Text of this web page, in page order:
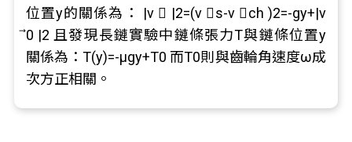
位置y的關係為： |v ⃗ |2=(v ⃗s-v ⃗ch )2=-gy+|v
⃗0 |2 且發現長鏈實驗中鏈條張力T與鏈條位置y
關係為：T(y)=-μgy+T0 而T0則與齒輪角速度ω成
次方正相關。